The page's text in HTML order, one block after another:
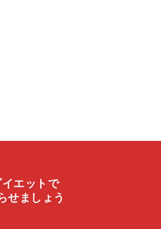
エットで
せましょう